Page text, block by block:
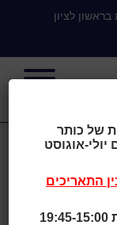
לציון
של כותר
אוגוסט
התאריכים